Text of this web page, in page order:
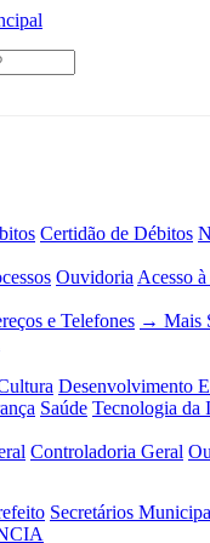
Certidão de Débitos
Ouvidoria Acesso
e Telefones → Mais
Desenvolvimento
Saúde Tecnologia da
Controladoria Geral
Secretários